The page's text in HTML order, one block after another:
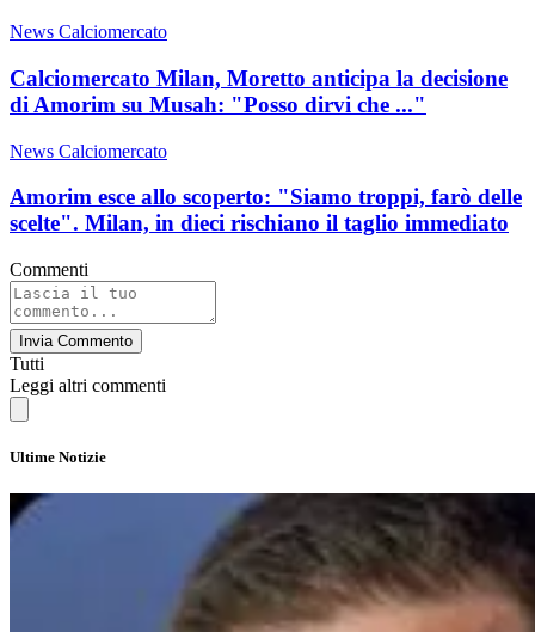
News Calciomercato
Calciomercato Milan, Moretto anticipa la decisione
di Amorim su Musah: "Posso dirvi che ..."
News Calciomercato
Amorim esce allo scoperto: "Siamo troppi, farò delle
scelte". Milan, in dieci rischiano il taglio immediato
Commenti
Invia Commento
Tutti
Leggi altri commenti
Ultime Notizie